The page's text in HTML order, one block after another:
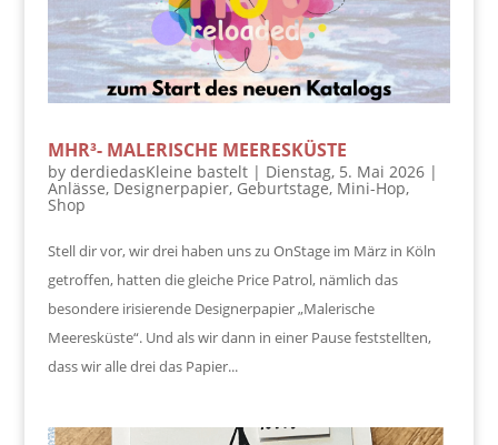
MHR³- MALERISCHE MEERESKÜSTE
by derdiedasKleine bastelt| Dienstag, 5. Mai 2026|
Anlässe, Designerpapier, Geburtstage, Mini-Hop,
Shop
Stell dir vor, wir drei haben uns zu OnStage im März in Köln
getroffen, hatten die gleiche Price Patrol, nämlich das
besondere irisierende Designerpapier „Malerische
Meeresküste“. Und als wir dann in einer Pause feststellten,
dass wir alle drei das Papier...